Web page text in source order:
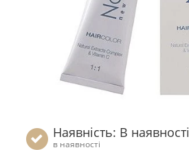
Наявність: В наявності
в наявності